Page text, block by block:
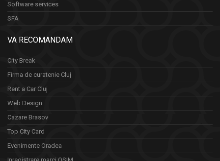
Software services
SFA
VA RECOMANDAM
City Break
Firma de curatenie Cluj
Rent a Car Cluj
Web Design
Cazare Brasov
Top City Card
Evenimente Oradea